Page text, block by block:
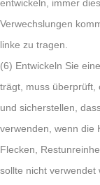
entwickeln, immer
Verwechslungen
linke zu tragen.
(6) Entwickeln Sie
trägt, muss überprüft,
und sicherstellen,
verwenden, wenn die
Flecken,
sollte nicht verwendet